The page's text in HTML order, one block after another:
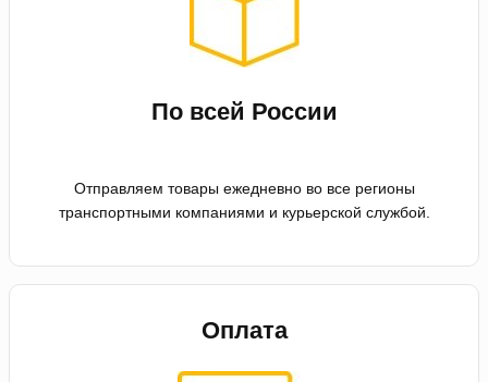
По всей России
Отправляем товары ежедневно во все регионы
транспортными компаниями и курьерской службой.
Оплата